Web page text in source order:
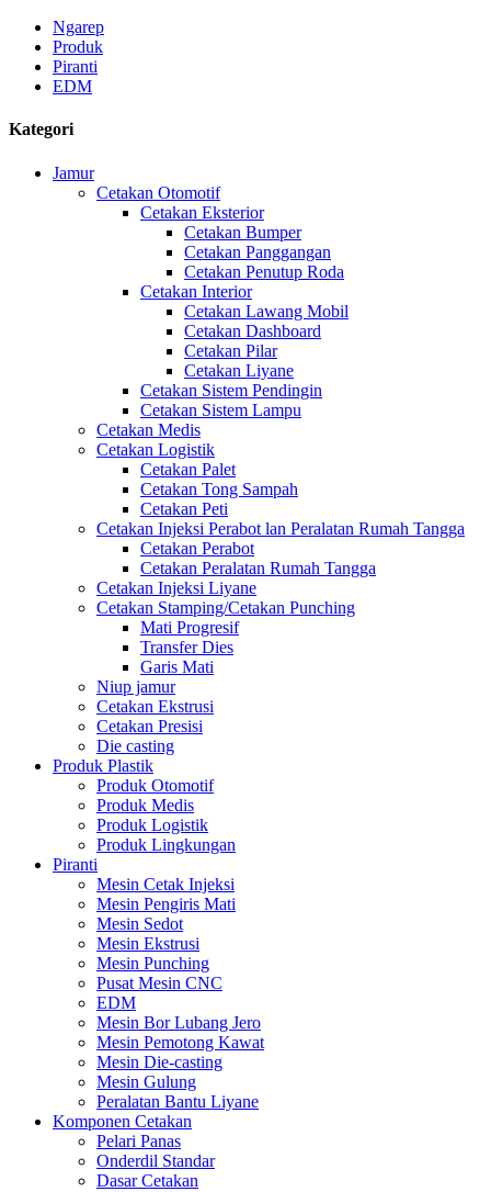
Ngarep
Produk
Piranti
EDM
Kategori
Jamur
Cetakan Otomotif
Cetakan Eksterior
Cetakan Bumper
Cetakan Panggangan
Cetakan Penutup Roda
Cetakan Interior
Cetakan Lawang Mobil
Cetakan Dashboard
Cetakan Pilar
Cetakan Liyane
Cetakan Sistem Pendingin
Cetakan Sistem Lampu
Cetakan Medis
Cetakan Logistik
Cetakan Palet
Cetakan Tong Sampah
Cetakan Peti
Cetakan Injeksi Perabot lan Peralatan Rumah Tangga
Cetakan Perabot
Cetakan Peralatan Rumah Tangga
Cetakan Injeksi Liyane
Cetakan Stamping/Cetakan Punching
Mati Progresif
Transfer Dies
Garis Mati
Niup jamur
Cetakan Ekstrusi
Cetakan Presisi
Die casting
Produk Plastik
Produk Otomotif
Produk Medis
Produk Logistik
Produk Lingkungan
Piranti
Mesin Cetak Injeksi
Mesin Pengiris Mati
Mesin Sedot
Mesin Ekstrusi
Mesin Punching
Pusat Mesin CNC
EDM
Mesin Bor Lubang Jero
Mesin Pemotong Kawat
Mesin Die-casting
Mesin Gulung
Peralatan Bantu Liyane
Komponen Cetakan
Pelari Panas
Onderdil Standar
Dasar Cetakan